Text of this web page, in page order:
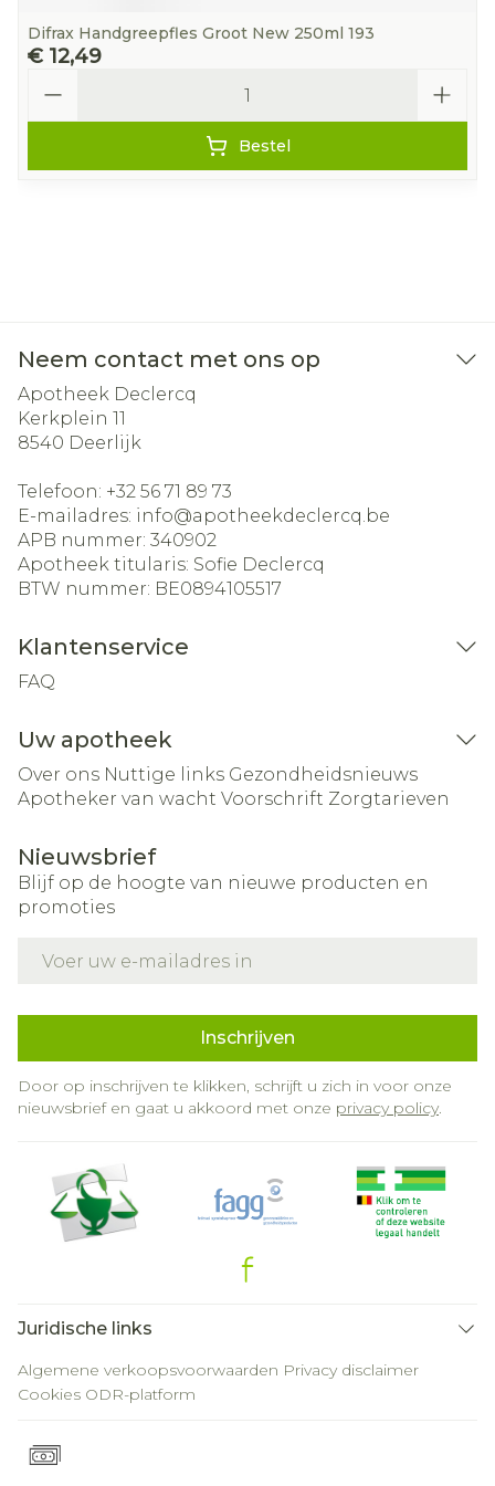
Difrax Handgreepfles Groot New 250ml 193
€ 12,49
Bestel
Neem contact met ons op
Apotheek Declercq
Kerkplein 11
8540 Deerlijk
Telefoon: +32 56 71 89 73
E-mailadres: info@apotheekdeclercq.be
APB nummer: 340902
Apotheek titularis: Sofie Declercq
BTW nummer: BE0894105517
Klantenservice
FAQ
Uw apotheek
Over ons Nuttige links Gezondheidsnieuws
Apotheker van wacht Voorschrift Zorgtarieven
Nieuwsbrief
Blijf op de hoogte van nieuwe producten en
promoties
Inschrijven
Door op inschrijven te klikken, schrijft u zich in voor onze
nieuwsbrief en gaat u akkoord met onze privacy policy.
Juridische links
Algemene verkoopsvoorwaarden Privacy disclaimer
Cookies ODR-platform